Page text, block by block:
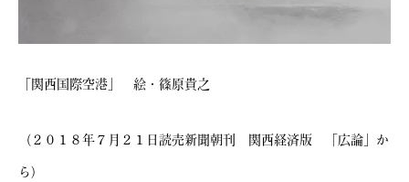
「関西国際空港」 絵・篠原貴之
（２０１８年７月２１日読売新聞朝刊 関西経済版 「広論」か
ら）